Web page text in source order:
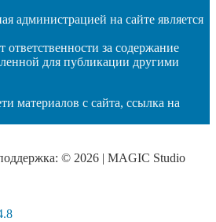
администрацией на сайте является
за содержание
для публикации другими
материалов с сайта, ссылка на
© 2026 | MAGIC Studio